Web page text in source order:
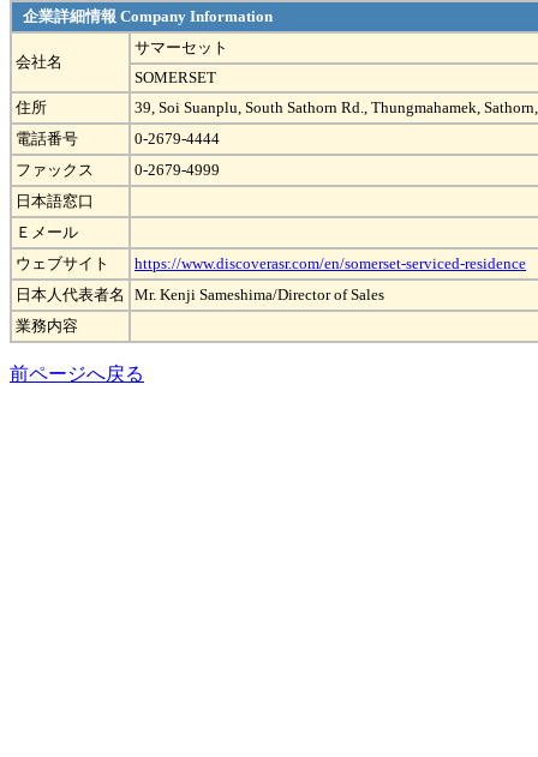
企業詳細情報 Company Information
会社名
サマーセット
SOMERSET
住所
39, Soi Suanplu, South Sathorn Rd., Thungmahamek,
電話番号
0-2679-4444
ファックス
0-2679-4999
日本語窓口
Ｅメール
ウェブサイト
https://www.discoverasr.com/en/somerset-serviced-residence
日本人代表者名
Mr. Kenji Sameshima/Director of Sales
業務内容
前ページへ戻る